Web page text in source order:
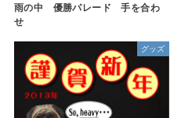
雨の中 優勝パレード 手を合わ
せ
グッズ